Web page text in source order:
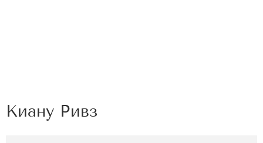
Киану Ривз